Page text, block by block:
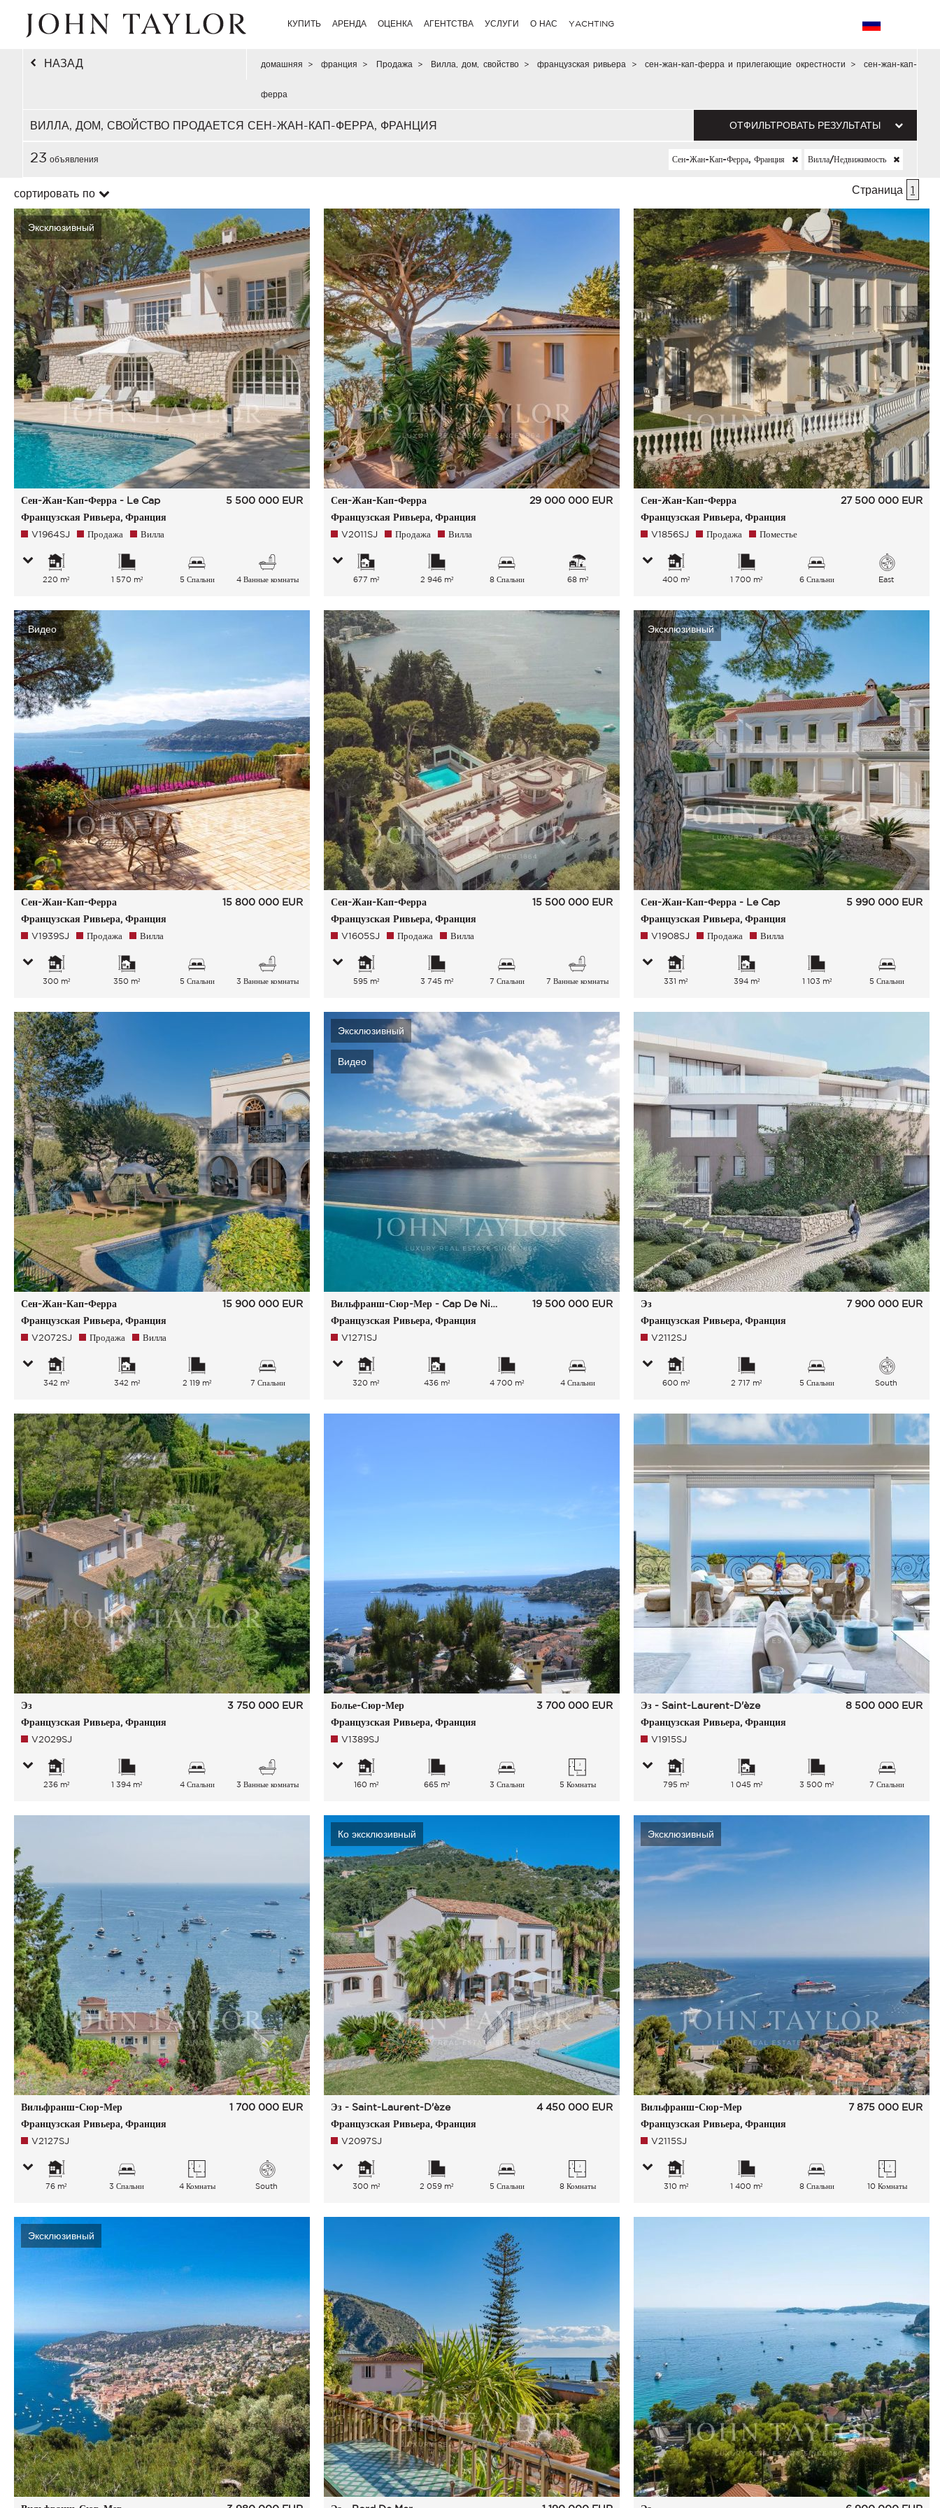
КУПИТЬ АРЕНДА ОЦЕНКА АГЕНТСТВА УСЛУГИ О НАС YACHTING
НАЗАД домашняя > франция > Продажа > Вилла, дом, свойство > французская ривьера > сен-жан-кап-ферра и прилегающие окрестности > сен-жан-кап-
ферра
ВИЛЛА, ДОМ, СВОЙСТВО ПРОДАЕТСЯ СЕН-ЖАН-КАП-ФЕРРА, ФРАНЦИЯ ОТФИЛЬТРОВАТЬ РЕЗУЛЬТАТЫ
23 объявления Сен-Жан-Кап-Ферра, Франция Вилла/недвижимость
сортировать по Страница 1
Эксклюзивный
Сен-Жан-Кап-Ферра - Le Cap
Французская Ривьера, Франция
5 500 000 EUR
V1964SJ Продажа Вилла
220 m² 1 570 m² 5 Спальни 4 Ванные комнаты
Сен-Жан-Кап-Ферра
Французская Ривьера, Франция
29 000 000 EUR
V2011SJ Продажа Вилла
677 m² 2 946 m² 8 Спальни 68 m²
Сен-Жан-Кап-Ферра
Французская Ривьера, Франция
27 500 000 EUR
V1856SJ Продажа Поместье
400 m² 1 700 m² 6 Спальни East
Видео
Сен-Жан-Кап-Ферра
Французская Ривьера, Франция
15 800 000 EUR
V1939SJ Продажа Вилла
300 m² 350 m² 5 Спальни 3 Ванные комнаты
Сен-Жан-Кап-Ферра
Французская Ривьера, Франция
15 500 000 EUR
V1605SJ Продажа Вилла
595 m² 3 745 m² 7 Спальни 7 Ванные комнаты
Эксклюзивный
Сен-Жан-Кап-Ферра - Le Cap
Французская Ривьера, Франция
5 990 000 EUR
V1908SJ Продажа Вилла
331 m² 394 m² 1 103 m² 5 Спальни
Сен-Жан-Кап-Ферра
Французская Ривьера, Франция
15 900 000 EUR
V2072SJ Продажа Вилла
342 m² 342 m² 2 119 m² 7 Спальни
Эксклюзивный
Видео
Вильфранш-Сюр-Мер - Cap De Nice
Французская Ривьера, Франция
19 500 000 EUR
V1271SJ
320 m² 436 m² 4 700 m² 4 Спальни
Эз
Французская Ривьера, Франция
7 900 000 EUR
V2112SJ
600 m² 2 717 m² 5 Спальни South
Эз
Французская Ривьера, Франция
3 750 000 EUR
V2029SJ
236 m² 1 394 m² 4 Спальни 3 Ванные комнаты
Болье-Сюр-Мер
Французская Ривьера, Франция
3 700 000 EUR
V1389SJ
160 m² 665 m² 3 Спальни 5 Комнаты
Эз - Saint-Laurent-D'èze
Французская Ривьера, Франция
8 500 000 EUR
V1915SJ
795 m² 1 045 m² 3 500 m² 7 Спальни
Вильфранш-Сюр-Мер
Французская Ривьера, Франция
1 700 000 EUR
V2127SJ
76 m² 3 Спальни 4 Комнаты South
Ко эксклюзивный
Эз - Saint-Laurent-D'èze
Французская Ривьера, Франция
4 450 000 EUR
V2097SJ
300 m² 2 059 m² 5 Спальни 8 Комнаты
Эксклюзивный
Вильфранш-Сюр-Мер
Французская Ривьера, Франция
7 875 000 EUR
V2115SJ
310 m² 1 400 m² 8 Спальни 10 Комнаты
Эксклюзивный